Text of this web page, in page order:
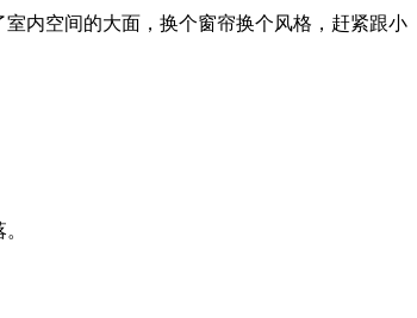
内空间的大面，换个窗帘换个风格，赶紧跟小